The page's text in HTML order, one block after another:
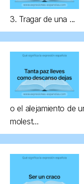
3. Tragar de una ...
o el alejamiento de
molest...